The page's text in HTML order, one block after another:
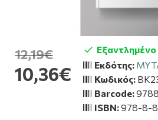
10,36€
12,19€
Εξαντλημένο
Εκδότης:
Κωδικός:
Barcode:
ISBN:978-8-